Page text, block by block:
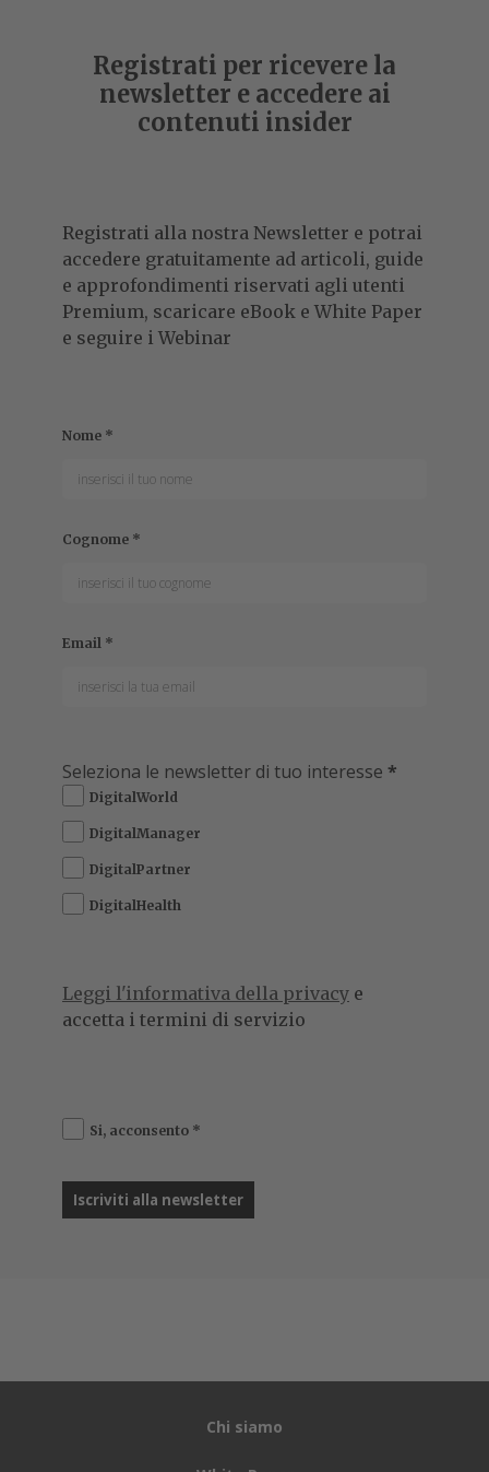
Registrati per ricevere la
newsletter e accedere ai
contenuti insider
Registrati alla nostra Newsletter e potrai
accedere gratuitamente ad articoli, guide
e approfondimenti riservati agli utenti
Premium, scaricare eBook e White Paper
e seguire i Webinar
Nome *
Cognome *
Email *
Seleziona le newsletter di tuo interesse *
DigitalWorld
DigitalManager
DigitalPartner
DigitalHealth
Leggi l'informativa della privacy e
accetta i termini di servizio
Si, acconsento *
Chi siamo